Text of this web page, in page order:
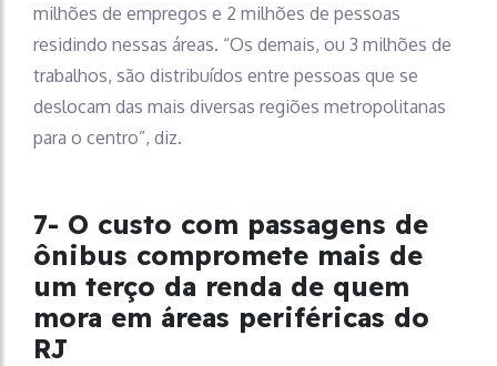
milhões de empregos e 2 milhões de pessoas
residindo nessas áreas. “Os demais, ou 3 milhões de
trabalhos, são distribuídos entre pessoas que se
deslocam das mais diversas regiões metropolitanas
para o centro”, diz.
7- O custo com passagens de
ônibus compromete mais de
um terço da renda de quem
mora em áreas periféricas do
RJ